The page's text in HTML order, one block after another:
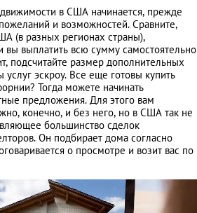
в США начинается, прежде
и возможностей. Сравните,
(в разных регионах страны),
вы выплатить всю сумму самостоятельно
подсчитайте размер дополнительных
услуг эскроу. Все еще готовы купить
Тогда можете начинать
предложения. Для этого вам
конечно, и без него, но в США так не
большинство сделок
Он подбирает дома согласно
о просмотре и возит вас по